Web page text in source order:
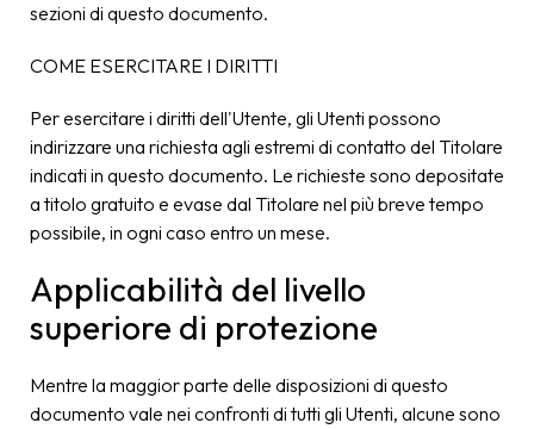
sezioni di questo documento.
COME ESERCITARE I DIRITTI
Per esercitare i diritti dell'Utente, gli Utenti possono
indirizzare una richiesta agli estremi di contatto del Titolare
indicati in questo documento. Le richieste sono depositate
a titolo gratuito e evase dal Titolare nel più breve tempo
possibile, in ogni caso entro un mese.
Applicabilità del livello
superiore di protezione
Mentre la maggior parte delle disposizioni di questo
documento vale nei confronti di tutti gli Utenti, alcune sono